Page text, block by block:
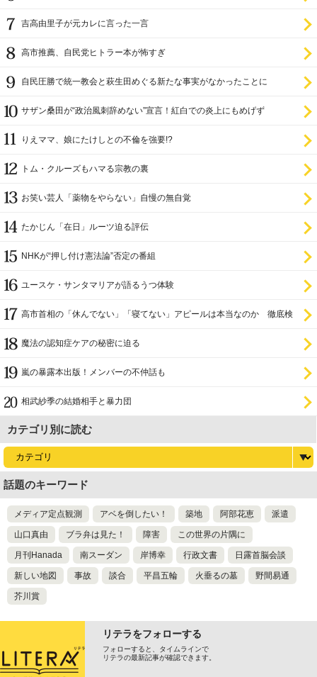
吉高由里子が元カレに言った一言
高市推薦、自民党ヒトラー本が怖すぎ
自民圧勝で統一教会と萩生田めぐる新たな事実がなかったことに
サザン桑田が“政治風刺辞めない”宣言！紅白での炎上にもめげず
りえママ、娘にたけしとの不倫を強要!?
トム・クルーズもハマる宗教の裏
お笑い芸人「薬物をやらない」自慢の無自覚
たかじん「在日」ルーツ迫る評伝
NHKが“押し付け憲法論”否定の番組
ユースケ・サンタマリアが語るうつ体験
高市首相の「休んでない」「寝てない」アピールは本当なのか 徹底検
魔法の認知症ケアの秘密に迫る
嵐の暴露本出版！メンバーの不仲話も
相武紗季の結婚相手と暴力団
カテゴリ別に読む
話題のキーワード
メディア定点観測 アベを倒したい！ 築地 阿部花恵 派遣
山口真由 ブラ弁は見た！ 障害 この世界の片隅に
月刊Hanada 南スーダン 岸博幸 行政文書 日露首脳会談
新しい地図 事故 談合 平昌五輪 火垂るの墓 野間易通
芥川賞
リテラをフォローする
フォローすると、タイムラインで
リテラの最新記事が確認できます。